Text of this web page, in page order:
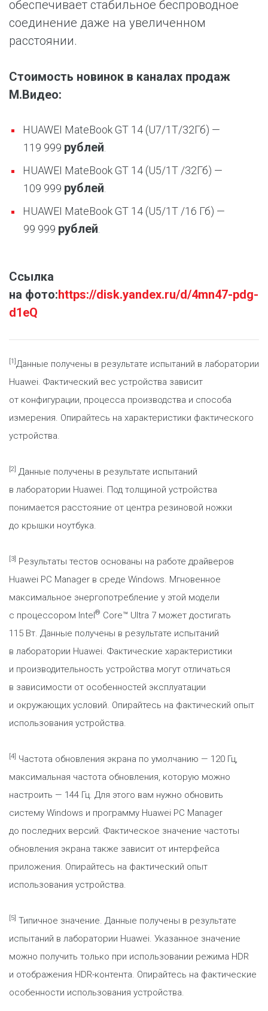
обеспечивает стабильное беспроводное
соединение даже на увеличенном
расстоянии.
Стоимость новинок в каналах продаж
М.Видео:
HUAWEI MateBook GT 14 (U7/1Т/32Гб) —
119 999 рублей
HUAWEI MateBook GT 14 (U5/1Т /32Гб) —
109 999 рублей
HUAWEI MateBook GT 14 (U5/1Т /16 Гб) —
99 999 рублей
Ссылка
на фото:https://disk.yandex.ru/d/4mn47-pdg-
d1eQ
[1] Данные получены в результате испытаний в лаборатории
Huawei. Фактический вес устройства зависит
от конфигурации, процесса производства и способа
измерения. Опирайтесь на характеристики фактического
устройства.
[2] Данные получены в результате испытаний
в лаборатории Huawei. Под толщиной устройства
понимается расстояние от центра резиновой ножки
до крышки ноутбука.
[3] Результаты тестов основаны на работе драйверов
Huawei PC Manager в среде Windows. Мгновенное
максимальное энергопотребление у этой модели
с процессором Intel® Core™ Ultra 7 может достигать
115 Вт. Данные получены в результате испытаний
в лаборатории Huawei. Фактические характеристики
и производительность устройства могут отличаться
в зависимости от особенностей эксплуатации
и окружающих условий. Опирайтесь на фактический опыт
использования устройства.
[4] Частота обновления экрана по умолчанию — 120 Гц,
максимальная частота обновления, которую можно
настроить — 144 Гц. Для этого вам нужно обновить
систему Windows и программу Huawei PC Manager
до последних версий. Фактическое значение частоты
обновления экрана также зависит от интерфейса
приложения. Опирайтесь на фактический опыт
использования устройства.
[5] Типичное значение. Данные получены в результате
испытаний в лаборатории Huawei. Указанное значение
можно получить только при использовании режима HDR
и отображения HDR-контента. Опирайтесь на фактические
особенности использования устройства.